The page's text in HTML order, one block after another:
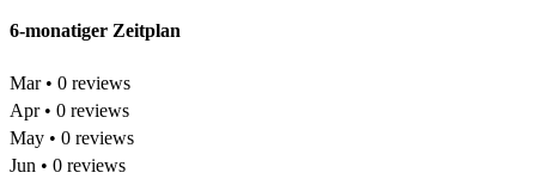
6-monatiger Zeitplan
Mar • 0 reviews
Apr • 0 reviews
May • 0 reviews
Jun • 0 reviews